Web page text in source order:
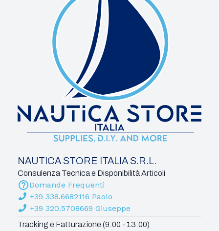
NAUTICA STORE ITALIA S.R.L.
Consulenza Tecnica e Disponibilità Articoli
Domande Frequenti
+39 338.6682116 Paolo
+39 320.5708669 Giuseppe
Tracking e Fatturazione (9:00 - 13:00)